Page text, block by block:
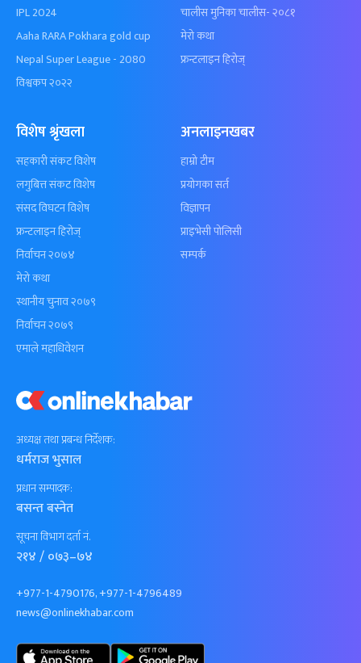
अध्यक्ष तथा प्रबन्ध निर्देशक:
धर्मराज भुसाल
प्रधान सम्पादक:
बसन्त बस्नेत
सूचना विभाग दर्ता नं.
२१४ / ०७३–७४
+977-1-4790176, +977-1-4796489
news@onlinekhabar.com
IPL 2024
Aaha RARA Pokhara gold cup
Nepal Super League - 2080
विश्वकप २०२२
चालीस मुनिका चालीस- २०८१
मेरो कथा
फ्रन्टलाइन हिरोज्
विशेष श्रृंखला
सहकारी संकट विशेष
लगुबित्त संकट विशेष
संसद विघटन विशेष
फ्रन्टलाइन हिरोज्
निर्वाचन २०७४
मेरो कथा
स्थानीय चुनाव २०७९
निर्वाचन २०७९
एमाले महाधिवेशन
अनलाइनखबर
हाम्रो टीम
प्रयोगका सर्त
विज्ञापन
प्राइभेसी पोलिसी
सम्पर्क